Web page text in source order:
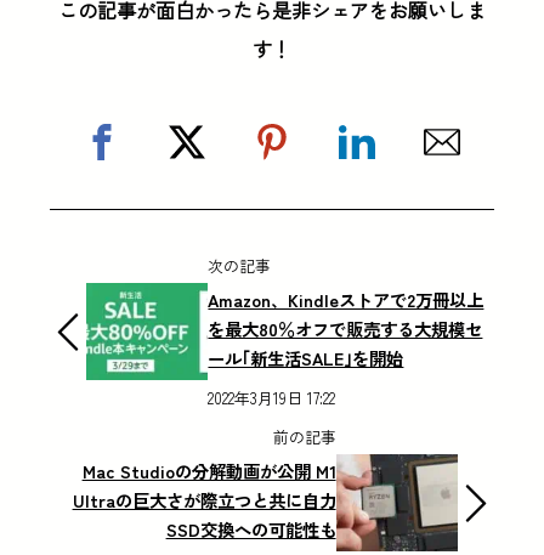
この記事が面白かったら是非シェアをお願いしま
す！
次の記事
Amazon、Kindleストアで2万冊以上
を最大80％オフで販売する大規模セ
ール｢新生活SALE｣を開始
2022年3月19日 17:22
前の記事
Mac Studioの分解動画が公開 M1
Ultraの巨大さが際立つと共に自力
SSD交換への可能性も